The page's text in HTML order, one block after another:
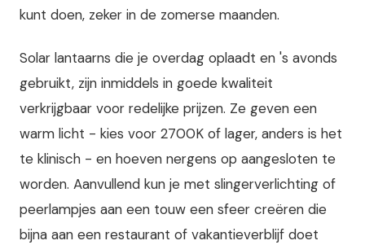
kunt doen, zeker in de zomerse maanden.
Solar lantaarns die je overdag oplaadt en 's avonds
gebruikt, zijn inmiddels in goede kwaliteit
verkrijgbaar voor redelijke prijzen. Ze geven een
warm licht - kies voor 2700K of lager, anders is het
te klinisch - en hoeven nergens op aangesloten te
worden. Aanvullend kun je met slingerverlichting of
peerlampjes aan een touw een sfeer creëren die
bijna aan een restaurant of vakantieverblijf doet